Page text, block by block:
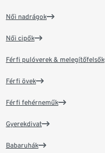
Női nadrágok
Női cipők
Férfi pulóverek & melegítőfelsők
Férfi övek
Férfi fehérneműk
Gyerekdivat
Babaruhák